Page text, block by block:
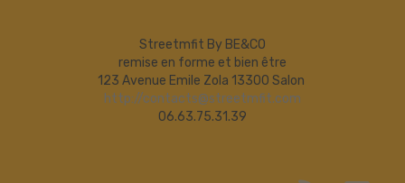
Streetmfit By BE&CO
remise en forme et bien être
123 Avenue Emile Zola 13300 Salon
http://contacts@streetmfit.com
06.63.75.31.39